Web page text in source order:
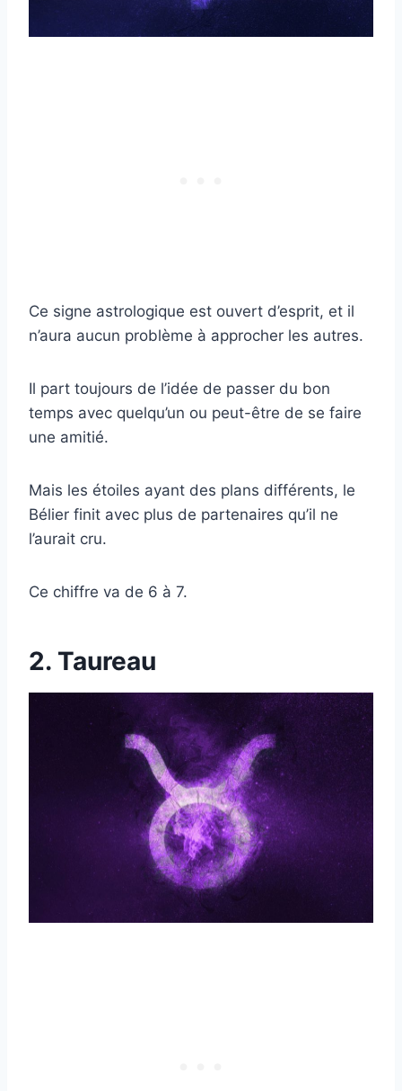
Ce signe astrologique est ouvert d’esprit, et il
n’aura aucun problème à approcher les autres.
Il part toujours de l’idée de passer du bon
temps avec quelqu’un ou peut-être de se faire
une amitié.
Mais les étoiles ayant des plans différents, le
Bélier finit avec plus de partenaires qu’il ne
l’aurait cru.
Ce chiffre va de 6 à 7.
2. Taureau